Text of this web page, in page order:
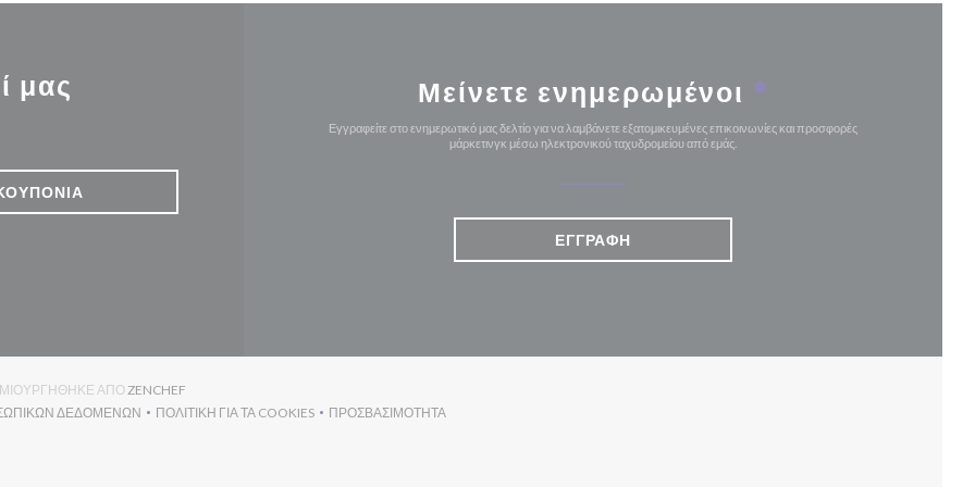
μας Μείνετε ενημερωμένοι *
Εγγραφείτε στο ενημερωτικό μας δελτίο για να λαμβάνετε εξατομικευμένες επικοινωνίες και προσφορές
μάρκετινγκ μέσω ηλεκτρονικού ταχυδρομείου από εμάς.
ΕΓΓΡΑΦΉ
ΑΠΌ ZENCHEF
ΔΕΔΟΜΈΝΩΝ
ΣΕ ΝΈΟ ΠΑΡΆΘΥΡΟ))
ΠΟΛΙΤΙΚΉ ΓΙΑ ΤΑ COOKIES
((ΑΝΟΊΓΕΙ ΣΕ ΝΈΟ ΠΑΡΆΘΥΡΟ))
ΠΡΟΣΒΑΣΙΜΌΤΗΤΑ
((ΑΝΟΊΓΕΙ ΣΕ ΝΈΟ ΠΑΡΆΘΥΡΟ))